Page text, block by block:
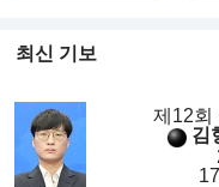
최신 기보
제12회
김